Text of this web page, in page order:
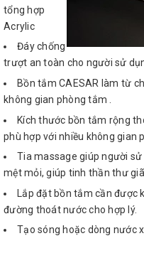
tổng hợp
Acrylic
Đáy chống
trượt an toàn cho người sử
Bồn tắm CAESAR làm từ
không gian phòng tắm .
Kích thước bồn tắm rộng
phù hợp với nhiều không gian
Tia massage giúp người
mệt mỏi, giúp tinh thần thư
Lắp đặt bồn tắm cần
đường thoát nước cho hợp lý.
Tạo sóng hoặc dòng nước